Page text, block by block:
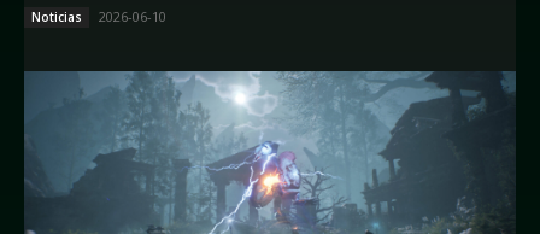
Noticias 2026-06-10